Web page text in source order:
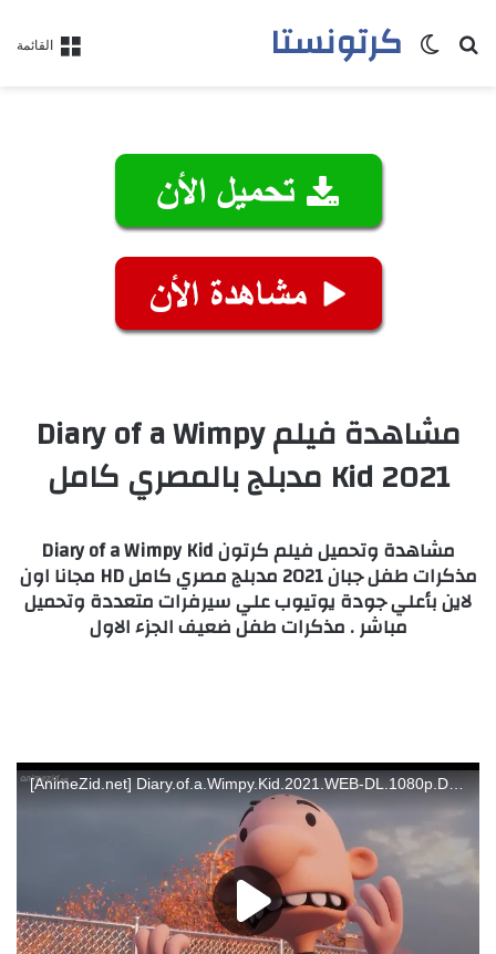
القائمة كرتونستابحث عنالوضع المظلم
مشاهدة فيلم Diary of a Wimpy
Kid 2021 مدبلج بالمصري كامل
مشاهدة وتحميل فيلم كرتون Diary of a Wimpy Kid
مذكرات طفل جبان 2021 مدبلج مصري كامل HD مجانا اون
لاين بأعلي جودة يوتيوب علي سيرفرات متعددة وتحميل
مباشر . مذكرات طفل ضعيف الجزء الاول